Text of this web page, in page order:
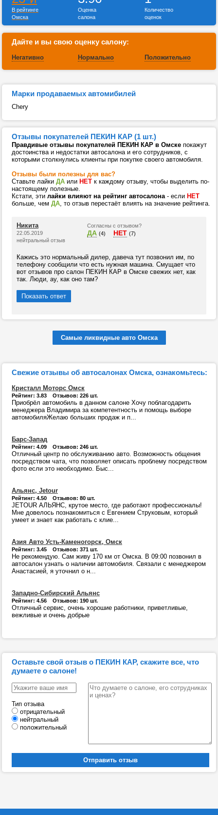
В рейтинге
Омска
Оценка
салона
Количество
оценок
Дайте и вы свою оценку салону:
Негативно Нормально Положительно
Марки продаваемых автомибилей
Chery
Отзывы покупателей ПЕКИН КАР (1 шт.)
Правдивые отзывы покупателей ПЕКИН КАР в Омске покажут
достоинства и недостатки автосалона и его сотрудников, с
которыми столкнулись клиенты при покупке своего автомобиля.
Отзывы были полезны для вас?
Ставьте лайки ДА или НЕТ к каждому отзыву, чтобы выделить по-
настоящему полезные.
Кстати, эти лайки влияют на рейтинг автосалона- если НЕТ
больше, чем ДА, то отзыв перестаёт влиять на значение рейтинга.
Никита
22.05.2019
нейтральный отзыв
Согласны с отзывом?
ДА (4) НЕТ (7)
Кажись это нормальный дилер, давеча тут позвонил им, по
телефону сообщили что есть нужная машина. Смущает что
вот отзывов про салон ПЕКИН КАР в Омске свежих нет, как
так. Люди, ау, как оно там?
Показать ответ
Самые ликвидные авто Омска
Свежие отзывы об автосалонах Омска, ознакомьтесь:
Кристалл Моторс Омск
Рейтинг: 3.83 Отзывов: 226 шт.
Приобрёл автомобиль в данном салоне Хочу поблагодарить
менеджера Владимира за компетентность и помощь выборе
автомобиляЖелаю больших продаж и п...
Барс-Запад
Рейтинг: 4.09 Отзывов: 246 шт.
Отличный центр по обслуживанию авто. Возможность общения
посредством чата, что позволяет описать проблему посредством
фото если это необходимо. Быс...
Альянс, Jetour
Рейтинг: 4.50 Отзывов: 80 шт.
JETOUR АЛЬЯНС, крутое место, где работают профессионалы!
Мне довелось познакомиться с Евгением Струковым, который
умеет и знает как работать с клие...
Азия Авто Усть-Каменогорск, Омск
Рейтинг: 3.45 Отзывов: 371 шт.
Не рекомендую. Сам живу 170 км от Омска. В 09:00 позвонил в
автосалон узнать о наличии автомобиля. Связали с менеджером
Анастасией, я уточнил о н...
Западно-Сибирский Альянс
Рейтинг: 4.56 Отзывов: 190 шт.
Отличный сервис, очень хорошие работники, приветливые,
вежливые и очень добрые
Оставьте свой отзыв о ПЕКИН КАР, скажите все, что
думаете о салоне!
Тип отзыва
отрицательный
нейтральный
положительный